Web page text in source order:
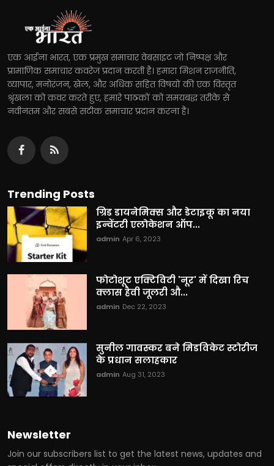
एक आईना भारत, एक प्रमुख समाचार वेबसाइट जो निष्पक्ष और
प्रामाणिक समाचार कवरेज प्रदान करती है। हमारा मिशन राजनीति,
व्यापार, मनोरंजन, खेल, और अधिक सहित विषयों की एक विस्तृत
श्रृंखला को कवर करते हुए, हमारे पाठकों को समयबद्ध तरीके से
नवीनतम और सबसे सटीक समाचार प्रदान करना है।
Trending Posts
ग्रिड डायनेमिक्स और डेटाइकू का नया
इन्वेंटरी एलोकेशन ऑप...
admin Apr 6, 2023
फोटोशूट एक्टिविटी 'नूर' में दिखा रिच
क्लास हैवी जूलरी औ...
admin Dec 22, 2023
सुनील गावस्कर बने मिडविकेट स्टोरीज
के प्रधान सलाहकार
admin Aug 31, 2023
Newsletter
Join our subscribers list to get the latest news, updates and